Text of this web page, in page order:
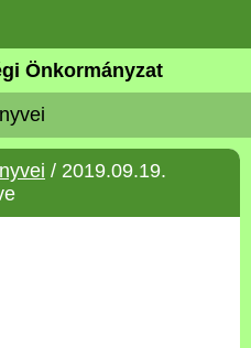
Önkormányzat
/ 2019.09.19.